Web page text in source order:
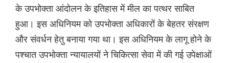
के उपभोक्ता आंदोलन के इतिहास में मील का पत्थर साबित
हुआ। इस अधिनियम को उपभोक्ता अधिकारों के बेहतर संरक्षण
और संवर्धन हेतु बनाया गया था। इस अधिनियम के लागू होने के
पश्चात उपभोक्ता न्यायालयों ने चिकित्सा सेवा में की गई उपेक्षाओं